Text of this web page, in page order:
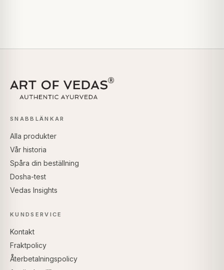
SNABBLÄNKAR
Alla produkter
Vår historia
Spåra din beställning
Dosha-test
Vedas Insights
KUNDSERVICE
Kontakt
Fraktpolicy
Återbetalningspolicy